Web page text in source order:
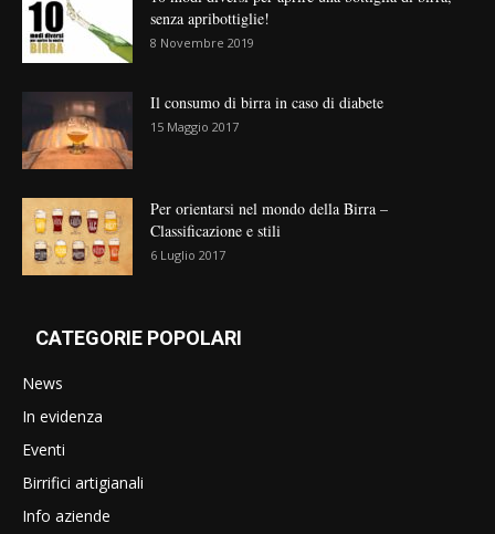
senza apribottiglie!
8 Novembre 2019
Il consumo di birra in caso di diabete
15 Maggio 2017
Per orientarsi nel mondo della Birra –
Classificazione e stili
6 Luglio 2017
CATEGORIE POPOLARI
News
In evidenza
Eventi
Birrifici artigianali
Info aziende